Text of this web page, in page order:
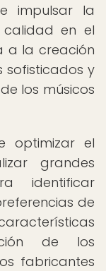
impulsar la
en el
a la creación
sofisticados y
los músicos
optimizar el
grandes
identificar
de
de los
fabricantes